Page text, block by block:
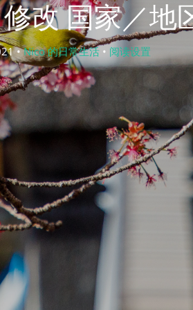
改 国家／地
•Nico 的日常生活• 阅读设置